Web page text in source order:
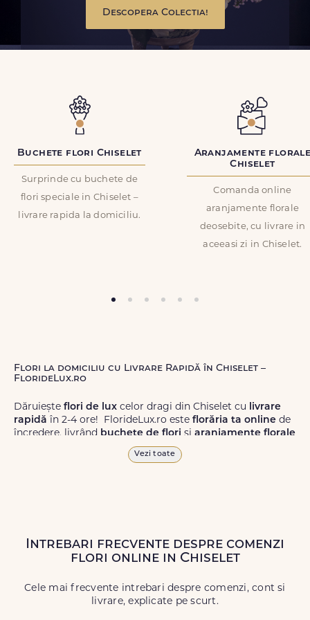
Descopera Colectia!
Buchete flori Chiselet
Surprinde cu buchete de
flori speciale in Chiselet –
livrare rapida la domiciliu.
Aranjamente
Chiselet
Comanda online
aranjamente florale
deosebite, cu livrare in
aceeasi zi in Chiselet.
Flori la domiciliu cu Livrare Rapidă în Chiselet –
FlorideLux.ro
Dăruiește flori de lux celor dragi din Chiselet cu livrare
rapidă în 2-4 ore! FlorideLux.ro este florăria ta online de
încredere, livrând buchete de flori și aranjamente florale
de calitate superioară în Chiselet și în toată România.
Livrăm buchete de florichiar și în weekend, pentru ca tu
să poți adresa un gest frumos atunci când ai nevoie.
Vezi toate
Intrebari frecvente despre comenzi
flori online in Chiselet
Cele mai frecvente intrebari despre comenzi, cont si
livrare, explicate pe scurt.